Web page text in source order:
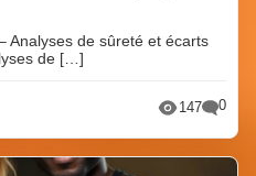
Analyses de sûreté et écarts
de […]
147 0